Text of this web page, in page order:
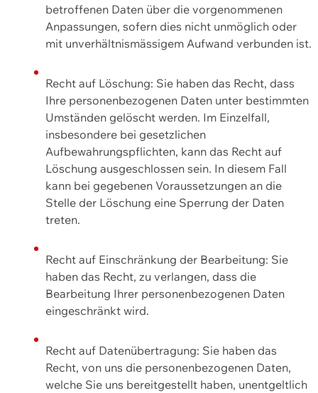
betroffenen Daten über die vorgenommenen
Anpassungen, sofern dies nicht unmöglich oder
mit unverhältnismässigem Aufwand verbunden ist.
Recht auf Löschung: Sie haben das Recht, dass
Ihre personenbezogenen Daten unter bestimmten
Umständen gelöscht werden. Im Einzelfall,
insbesondere bei gesetzlichen
Aufbewahrungspflichten, kann das Recht auf
Löschung ausgeschlossen sein. In diesem Fall
kann bei gegebenen Voraussetzungen an die
Stelle der Löschung eine Sperrung der Daten
treten.
Recht auf Einschränkung der Bearbeitung: Sie
haben das Recht, zu verlangen, dass die
Bearbeitung Ihrer personenbezogenen Daten
eingeschränkt wird.
Recht auf Datenübertragung: Sie haben das
Recht, von uns die personenbezogenen Daten,
welche Sie uns bereitgestellt haben, unentgeltlich